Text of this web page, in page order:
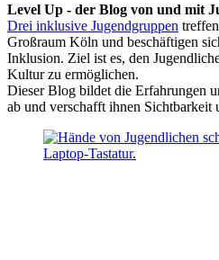
Level Up - der Blog von und mit
Drei inklusive Jugendgruppen
Großraum Köln und beschäftigen
Inklusion. Ziel ist es, den
Kultur zu ermöglichen.
Dieser Blog bildet die Erfahrungen
ab und verschafft ihnen Sichtbarkeit